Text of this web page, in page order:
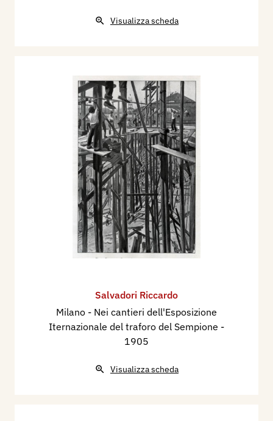
Visualizza scheda
Salvadori Riccardo
Milano - Nei cantieri dell'Esposizione
Iternazionale del traforo del Sempione -
1905
Visualizza scheda